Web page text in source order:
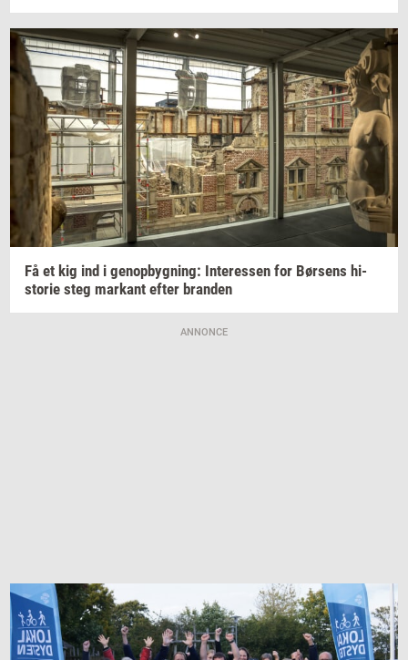
Få et kig ind i genop­byg­ning: In­ter­es­sen for Bør­sens hi­
sto­rie steg mar­kant efter bran­den
ANNONCE